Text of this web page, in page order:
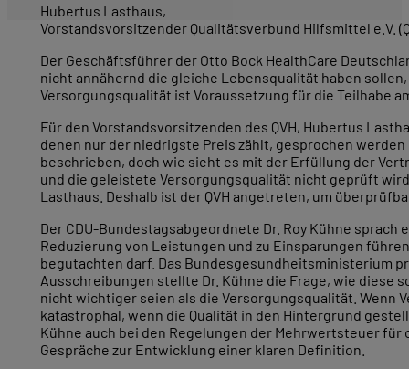
Hubertus Lasthaus,
Vorstandsvorsitzender Qualitätsverbund Hilfsmittel e.V.
Der Geschäftsführer der Otto Bock HealthCare
nicht annähernd die gleiche Lebensqualität haben
Versorgungsqualität ist Voraussetzung für die Teilhabe
Für den Vorstandsvorsitzenden des QVH, Hubertus
denen nur der niedrigste Preis zählt, gesprochen
beschrieben, doch wie sieht es mit der Erfüllung der
und die geleistete Versorgungsqualität nicht geprüft
Lasthaus. Deshalb ist der QVH angetreten, um
Der CDU-Bundestagsabgeordnete Dr. Roy Kühne
Reduzierung von Leistungen und zu Einsparungen
begutachten darf. Das Bundesgesundheitsministerium
Ausschreibungen stellte Dr. Kühne die Frage, wie diese
nicht wichtiger seien als die Versorgungsqualität. Wenn
katastrophal, wenn die Qualität in den Hintergrund
Kühne auch bei den Regelungen der Mehrwertsteuer für
Gespräche zur Entwicklung einer klaren Definition.